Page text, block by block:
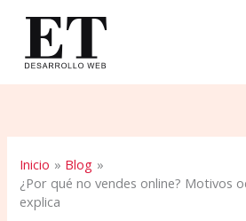
contenido
Inicio
Blog
¿Por qué no vendes online? Motivos
explica